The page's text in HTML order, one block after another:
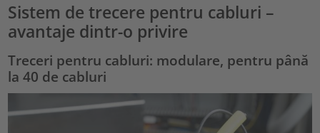
Sistem de trecere pentru cabluri –
avantaje dintr-o privire
Treceri pentru cabluri: modulare, pentru până
la 40 de cabluri